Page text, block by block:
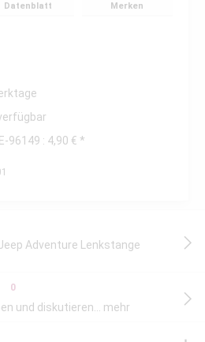
Datenblatt Merken
96149 : 4,90 € *
Adventure Lenkstange
0
und diskutieren... mehr